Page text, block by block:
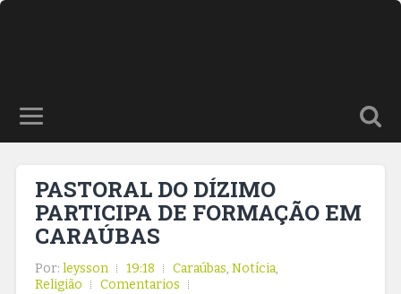
PASTORAL DO DÍZIMO
PARTICIPA DE FORMAÇÃO EM
CARAÚBAS
Por: leysson 19:18 Caraúbas, Notícia,
Religião
Comentarios